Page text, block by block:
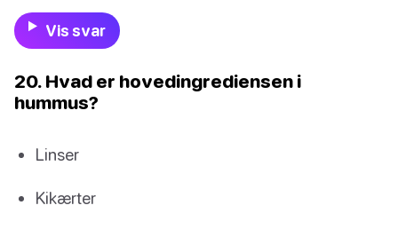
Vis svar
20. Hvad er hovedingrediensen i
hummus?
Linser
Kikærter